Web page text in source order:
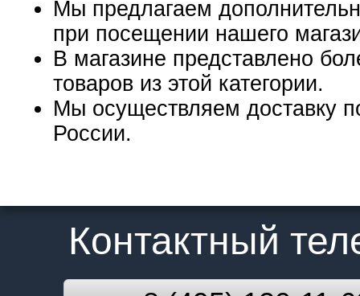
Мы предлагаем
при посещении нашего
В магазине представлено
товаров из этой категории.
Мы осуществляем доставку
России.
Контактный